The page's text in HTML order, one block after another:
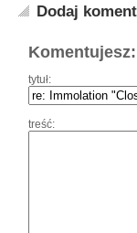
Dodaj
tytuł:
treść: